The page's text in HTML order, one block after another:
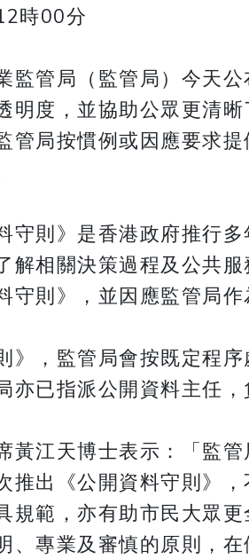
時00分
監管局（監管局）今天公
明度，並協助公眾更清
管局按慣例或因應要求
守則》是香港政府推行
解相關決策過程及公共
守則》，並因應監管局
》，監管局會按既定程
亦已指派公開資料主任
黃江天博士表示：「監
推出《公開資料守則》
規範，亦有助市民大眾
、專業及審慎的原則，